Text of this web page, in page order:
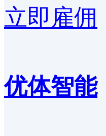
立即雇佣
优体智能